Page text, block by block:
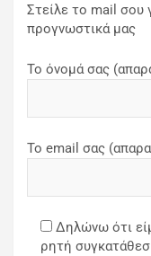
Στείλε το mail σου
προγνωστικά μας
Το όνομά σας
Το email σας
Δηλώνω ότι
ρητή